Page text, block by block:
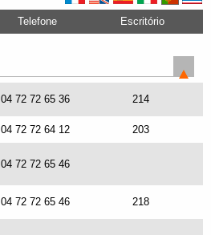
Telefone Escritório
04 72 72 65 36 214
04 72 72 64 12 203
04 72 72 65 46
04 72 72 65 46 218